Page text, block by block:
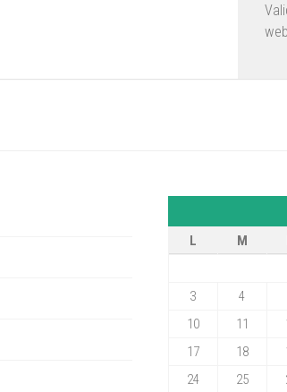
web
L
M
3
4
10
11
17
18
24
25